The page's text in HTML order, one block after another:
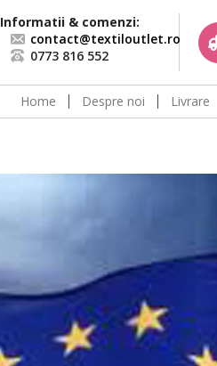
Informatii & comenzi:
contact@textiloutlet.ro
0773 816 552
Home Despre noi Livrare